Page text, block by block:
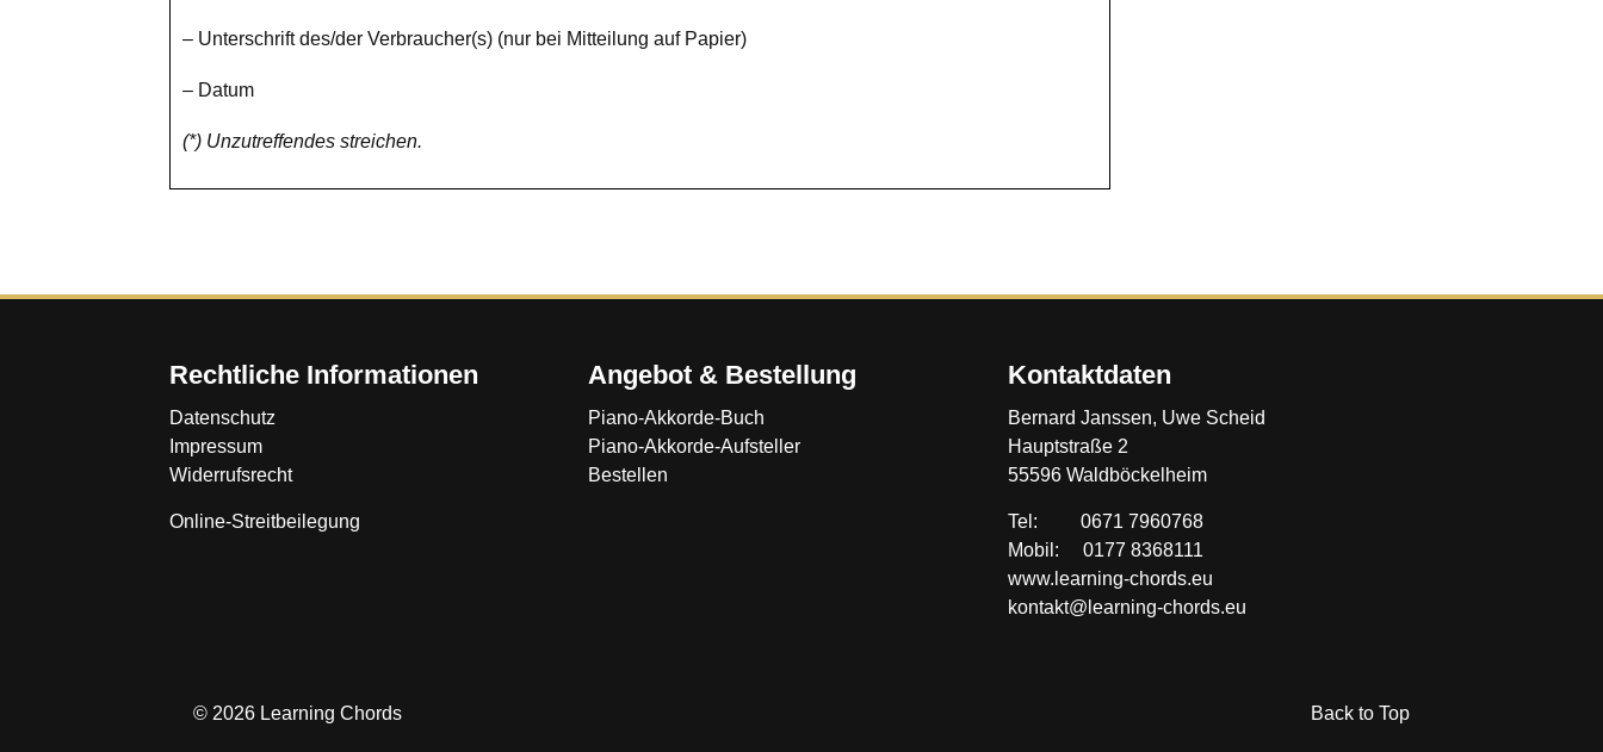
– Unterschrift des/der Verbraucher(s) (nur bei Mitteilung auf Papier)
– Datum
(*) Unzutreffendes streichen.
Rechtliche Informationen
Datenschutz
Impressum
Widerrufsrecht
Online-Streitbeilegung
Angebot & Bestellung
Piano-Akkorde-Buch
Piano-Akkorde-Aufsteller
Bestellen
Kontaktdaten
Bernard Janssen, Uwe Scheid
Hauptstraße 2
55596 Waldböckelheim
Tel: 0671 7960768
Mobil: 0177 8368111
www.learning-chords.eu
kontakt@learning-chords.eu
Back to Top
© 2026 Learning Chords